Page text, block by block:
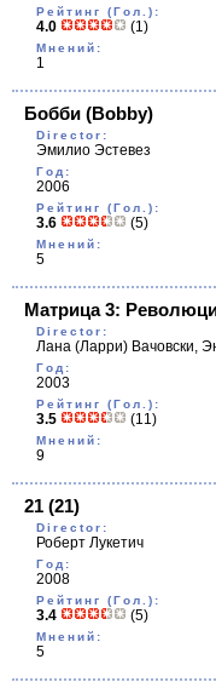
Рейтинг (Гол.):
4.0 (1)
Мнений:
1
Бобби (Bobby)
Director:
Эмилио Эстевез
Год:
2006
Рейтинг (Гол.):
3.6 (5)
Мнений:
5
Матрица 3:
Director:
Лана (Ларри) Вачовски,
Год:
2003
Рейтинг (Гол.):
3.5 (11)
Мнений:
9
21 (21)
Director:
Роберт Лукетич
Год:
2008
Рейтинг (Гол.):
3.4 (5)
Мнений:
5